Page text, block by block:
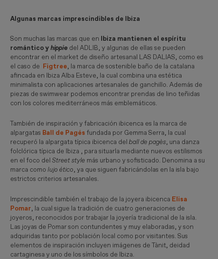
Algunas marcas imprescindibles de Ibiza
Son muchas las marcas que en Ibiza mantienen el espíritu
romántico yhippie del ADLIB, y algunas de ellas se pueden
encontrar en el market de diseño artesanal LAS DALIAS, como es
el caso de Figtree, la marca de sostenible baño de la catalana
afincada en Ibiza Alba Esteve, la cual combina una estética
minimalista con aplicaciones artesanales de ganchillo. Además de
piezas de swimwear podemos encontrar prendas de lino teñidas
con los colores mediterráneos más emblemáticos.
También de inspiración y fabricación ibicenca es la marca de
alpargatas Ball de Pagés fundada por Gemma Serra, la cual
recuperó la alpargata típica ibicenca delball de pagès, una danza
folclórica típica de Ibiza , para situarla mediante nuevos estilismos
en el foco delStreet style más urbano y sofisticado. Denomina a su
marca comolujo ético, ya que siguen fabricándolas en la isla bajo
estrictos criterios artesanales.
Imprescindible también el trabajo de la joyera ibicenca Elisa
Pomar, la cual sigue la tradición de cuatro generaciones de
joyeros, reconocidos por trabajar la joyería tradicional de la isla.
Las joyas de Pomar son contundentes y muy elaboradas, y son
adquiridas tanto por población local como por visitantes. Sus
elementos de inspiración incluyen imágenes de Tànit, deidad
cartaginesa y uno de los símbolos de Ibiza.